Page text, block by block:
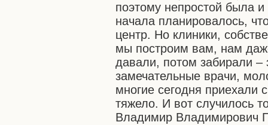
поэтому непростой была
начала планировалось,
центр. Но клиники,
мы построим вам, нам
давали, потом забирали
замечательные врачи,
многие сегодня
тяжело. И вот случилось
Владимир Владимирович